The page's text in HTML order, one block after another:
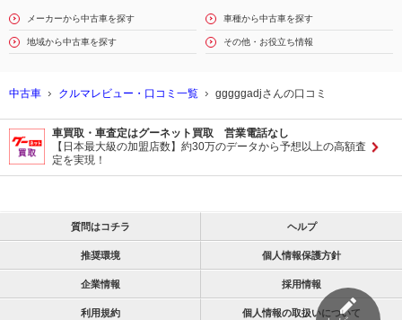
メーカーから中古車を探す 車種から中古車を探す
地域から中古車を探す その他・お役立ち情報
中古車 クルマレビュー・口コミ一覧 gggggadjさんの口コミ
車買取・車査定はグーネット買取 営業電話なし
【日本最大級の加盟店数】約30万のデータから予想以上の高額査
定を実現！
質問はコチラ ヘルプ
推奨環境 個人情報保護方針
企業情報 採用情報
利用規約 個人情報の取扱いについて